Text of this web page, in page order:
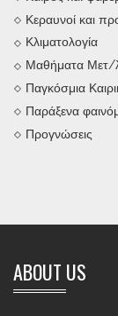
Κεραυνοί και
Κλιματολογία
Μαθήματα Μετ/
Παγκόσμια
Παράξενα
Προγνώσεις
ABOUT US